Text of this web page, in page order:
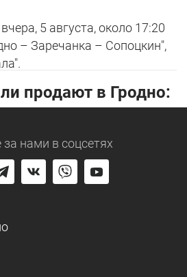
5 августа, около 17:20
– Заречанка – Сопоцкин",
продают в Гродно:
за нами в соцсетях